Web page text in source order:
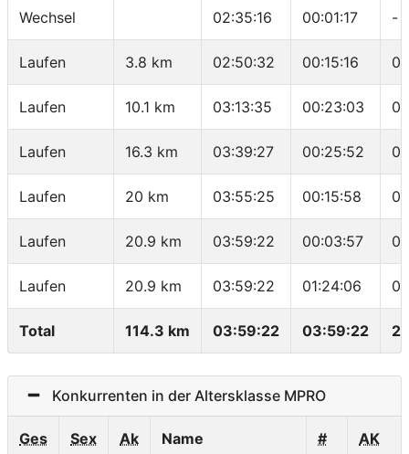
Wechsel 02:35:16 00:01:17 -
Laufen 3.8 km 02:50:32 00:15:16
Laufen 10.1 km 03:13:35 00:23:03
Laufen 16.3 km 03:39:27 00:25:52
Laufen 20 km 03:55:25 00:15:58
Laufen 20.9 km 03:59:22 00:03:57
Laufen 20.9 km 03:59:22 01:24:06
Total 114.3 km 03:59:22 03:59:22
Konkurrenten in der Altersklasse MPRO
Ges Sex Ak Name # AK